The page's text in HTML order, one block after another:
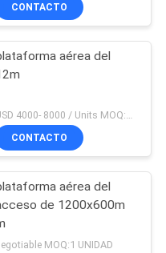
CONTACTO
aérea del
CONTACTO
aérea del
de 1200x600m
MOQ:1 UNIDAD